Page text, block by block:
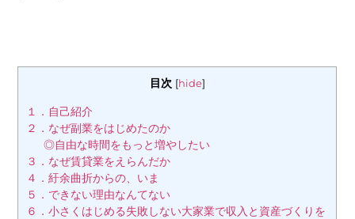
目次 [hide]
１．自己紹介
２．なぜ副業をはじめたのか
◎自由な時間をもっと増やしたい
３．なぜ賃貸業をえらんだか
４．紆余曲折からの、いま
５．できない理由なんてない
６．小さくはじめる失敗しない大家業で収入と資産づくりを